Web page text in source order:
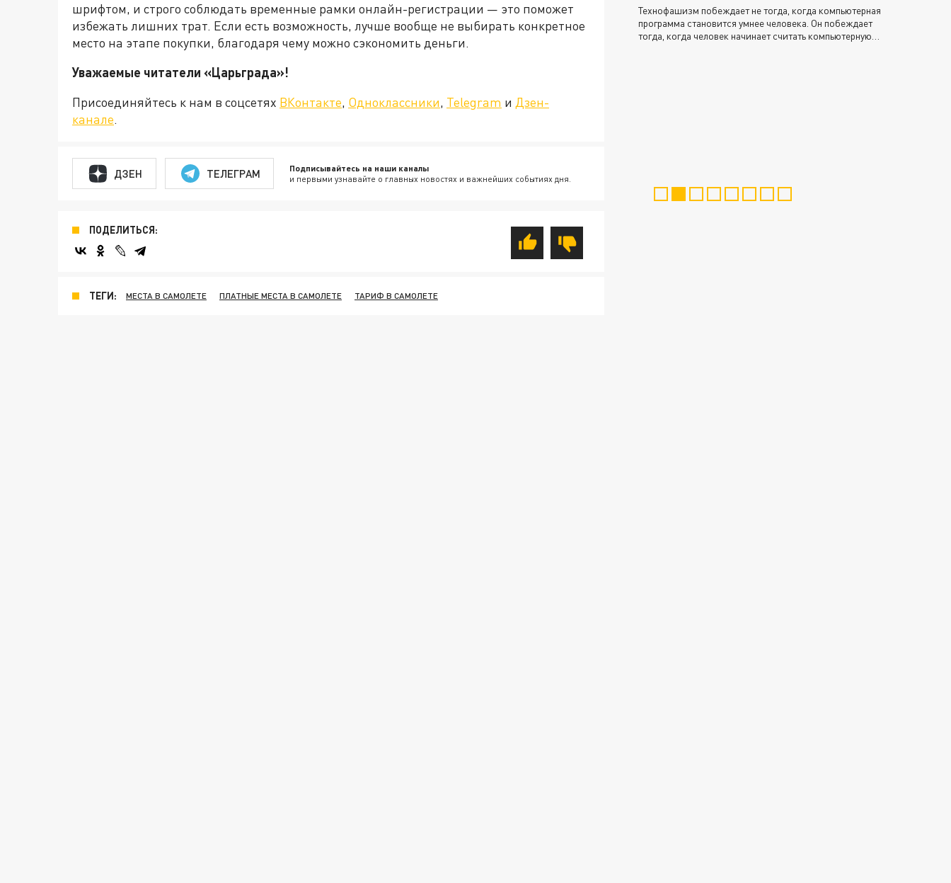
шрифтом, и строго соблюдать временные рамки онлайн-регистрации — это поможет
избежать лишних трат. Если есть возможность, лучше вообще не выбирать конкретное
место на этапе покупки, благодаря чему можно сэкономить деньги.
Уважаемые читатели «Царьграда»!
Присоединяйтесь к нам в соцсетях ВКонтакте, Одноклассники, Telegram и Дзен-
канале.
ДЗЕН ТЕЛЕГРАМ Подписывайтесь на наши каналы
и первыми узнавайте о главных новостях и важнейших событиях дня.
ПОДЕЛИТЬСЯ:
ТЕГИ: МЕСТА В САМОЛЕТЕ ПЛАТНЫЕ МЕСТА В САМОЛЕТЕ ТАРИФ В САМОЛЕТЕ
Технофашизм побеждает не тогда, когда компьютерная
программа становится умнее человека. Он побеждает
тогда, когда человек начинает считать компьютерную